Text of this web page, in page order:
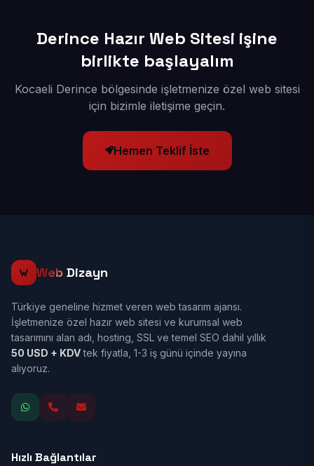
Derince Hazır Web Sitesi işine
birlikte başlayalım
Kocaeli Derince bölgesinde işletmenize özel web sitesi
için bizimle iletişime geçin.
Hemen Teklif İste
Web Dizayn
Türkiye geneline hizmet veren web tasarım ajansı.
İşletmenize özel hazır web sitesi ve kurumsal web
tasarımını alan adı, hosting, SSL ve temel SEO dahil yıllık
50 USD + KDVtek fiyatla, 1-3 iş günü içinde yayına
alıyoruz.
Hızlı Bağlantılar